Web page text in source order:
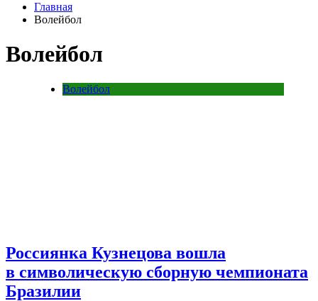
Главная
Волейбол
Волейбол
Волейбол
Россиянка Кузнецова вошла
в символическую сборную чемпионата
Бразилии